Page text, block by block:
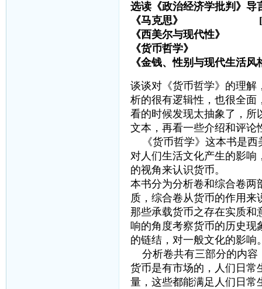
选读《政治经济学批判》导
《马克思》 [美]温
《西美尔与现代性
《货币哲学》
《金钱、性别与现代
谈谈对《货币哲学》的理解
析的很有逻辑性，也很全面
看的时候发现太抽象了，所
文本，再看一些介绍和评论
《货币哲学》这本书是西
对人们生活文化产生的影响
的视角来认识货币。
本书分为分析卷和综合卷两
质，综合卷从货币的作用
那些承载货币之存在实质和
响的角度考察货币的历史现
的链结，对一般文化的影响
分析卷共有三部分的内容
货币是有市场的，人们日常
量，这些都能满足人们日常